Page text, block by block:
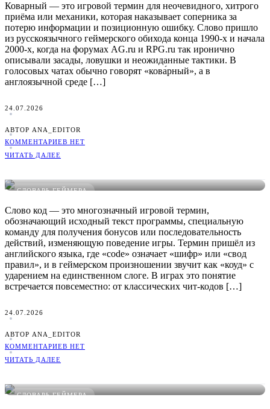
Коварный — это игровой термин для неочевидного, хитрого
приёма или механики, которая наказывает соперника за
потерю информации и позиционную ошибку. Слово пришло
из русскоязычного геймерского обихода конца 1990-х и начала
2000-х, когда на форумах AG.ru и RPG.ru так иронично
описывали засады, ловушки и неожиданные тактики. В
голосовых чатах обычно говорят «кова́рный», а в
англоязычной среде […]
24.07.2026
АВТОР ANA_EDITOR
КОММЕНТАРИЕВ НЕТ
ЧИТАТЬ ДАЛЕЕ
СЛОВАРЬ ГЕЙМЕРА
Слово код — это многозначный игровой термин,
обозначающий исходный текст программы, специальную
команду для получения бонусов или последовательность
действий, изменяющую поведение игры. Термин пришёл из
английского языка, где «code» означает «шифр» или «свод
правил», и в геймерском произношении звучит как «коуд» с
ударением на единственном слоге. В играх это понятие
встречается повсеместно: от классических чит-кодов […]
24.07.2026
АВТОР ANA_EDITOR
КОММЕНТАРИЕВ НЕТ
ЧИТАТЬ ДАЛЕЕ
СЛОВАРЬ ГЕЙМЕРА